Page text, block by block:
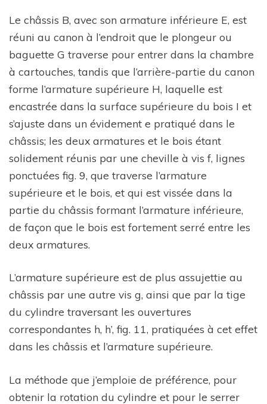
Le châssis B, avec son armature inférieure E, est
réuni au canon à l’endroit que le plongeur ou
baguette G traverse pour entrer dans la chambre
à cartouches, tandis que l’arrière-partie du canon
forme l’armature supérieure H, laquelle est
encastrée dans la surface supérieure du bois I et
s’ajuste dans un évidement e pratiqué dans le
châssis; les deux armatures et le bois étant
solidement réunis par une cheville à vis f, lignes
ponctuées fig. 9, que traverse l’armature
supérieure et le bois, et qui est vissée dans la
partie du châssis formant l’armature inférieure,
de façon que le bois est fortement serré entre les
deux armatures.
L’armature supérieure est de plus assujettie au
châssis par une autre vis g, ainsi que par la tige
du cylindre traversant les ouvertures
correspondantes h, h’, fig. 11, pratiquées à cet effet
dans les châssis et l’armature supérieure.
La méthode que j’emploie de préférence, pour
obtenir la rotation du cylindre et pour le serrer